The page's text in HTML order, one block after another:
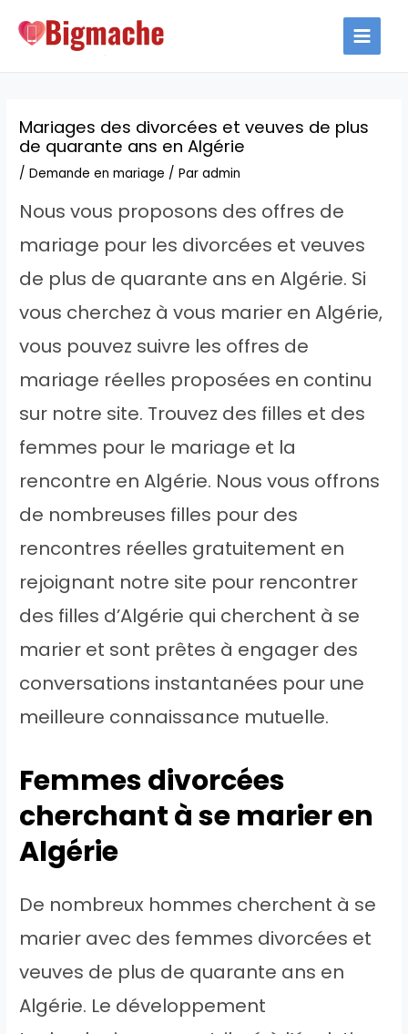
MAIN
Mariages des divorcées et veuves de plus
de quarante ans en Algérie
/Demande en mariage / Paradmin
Nous vous proposons des offres de
mariage pour les divorcées et veuves
de plus de quarante ans en Algérie. Si
vous cherchez à vous marier en Algérie,
vous pouvez suivre les offres de
mariage réelles proposées en continu
sur notre site. Trouvez des filles et des
femmes pour le mariage et la
rencontre en Algérie. Nous vous offrons
de nombreuses filles pour des
rencontres réelles gratuitement en
rejoignant notre site pour rencontrer
des filles d’Algérie qui cherchent à se
marier et sont prêtes à engager des
conversations instantanées pour une
meilleure connaissance mutuelle.
Femmes divorcées
cherchant à se marier en
Algérie
De nombreux hommes cherchent à se
marier avec des femmes divorcées et
veuves de plus de quarante ans en
Algérie. Le développement